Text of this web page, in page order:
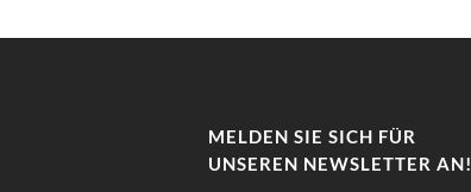
MELDEN SIE SICH FÜR
UNSEREN NEWSLETTER AN!